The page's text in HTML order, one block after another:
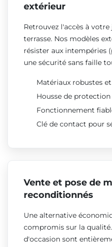
extérieur
Retrouvez l'accès à
terrasse. Nos modèles
résister aux intempéries
une sécurité sans faille
Matériaux robustes
Housse de
Fonctionnement
Clé de contact pour
Vente et pose de
reconditionnés
Une alternative
compromis sur la
d'occasion sont